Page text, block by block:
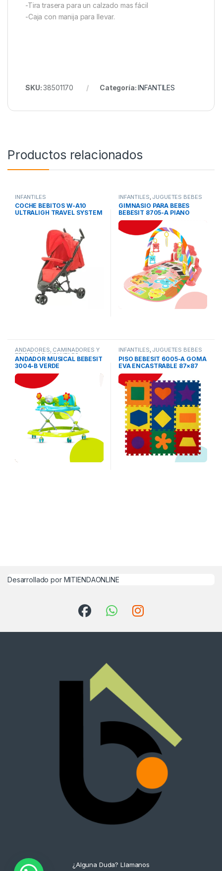
-Tira trasera para un calzado mas fácil
-Caja con manija para llevar.
SKU:38501170 Categoría:INFANTILES
Productos relacionados
INFANTILES
COCHE BEBITOS W-A10
ULTRALIGH TRAVEL SYSTEM
INFANTILES JUGUETES BEBES
GIMNASIO PARA BEBES
BEBESIT 8705-A PIANO
ANIMALITOS ROSA
ANDADORES, CAMINADORES Y
TRICICLOS,INFANTILES
ANDADOR MUSICAL BEBESIT
3004-B VERDE
INFANTILES, JUGUETES BEBES
PISO BEBESIT 6005-A GOMA
EVA ENCASTRABLE 87×87
Desarrollado por MITIENDAONLINE
¿Alguna Duda? Llamanos